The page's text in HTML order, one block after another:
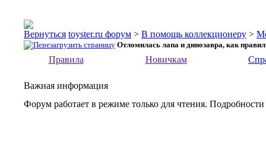
toyster.ru форум > В помощь коллекционеру >
Отломилась лапа и динозавра, как
Правила Новичкам
Важная информация
Форум работает в режиме только для чтения.